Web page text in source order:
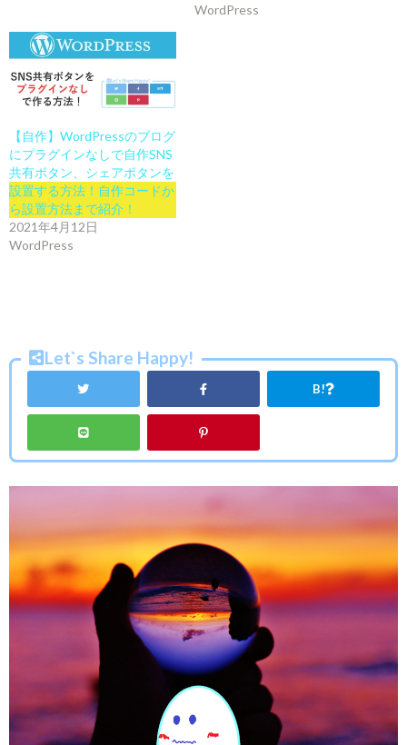
WordPress
【自作】WordPressのブログ
にプラグインなしで自作SNS
共有ボタン、シェアボタンを
設置する方法！自作コードか
ら設置方法まで紹介！
2021年4月12日
WordPress
Let`s Share Happy!
B!